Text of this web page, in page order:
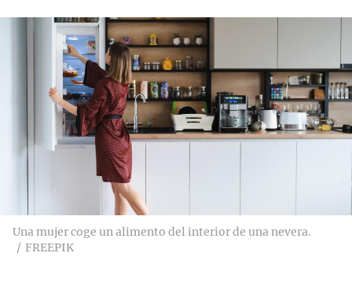
Una mujer coge un alimento del interior de una nevera.
FREEPIK